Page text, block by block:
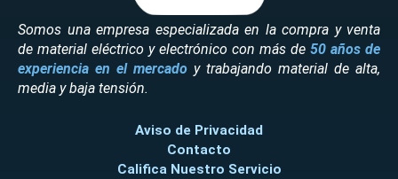
Somos una empresa especializada en la compra y venta
de material eléctrico y electrónico con más de 50 años de
experiencia en el mercado y trabajando material de alta,
media y baja tensión.
Aviso de Privacidad
Contacto
Califica Nuestro Servicio